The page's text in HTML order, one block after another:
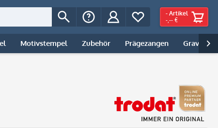
- Artikel
-,-- €
Motivstempel Zubehör Prägezangen Gravur |
